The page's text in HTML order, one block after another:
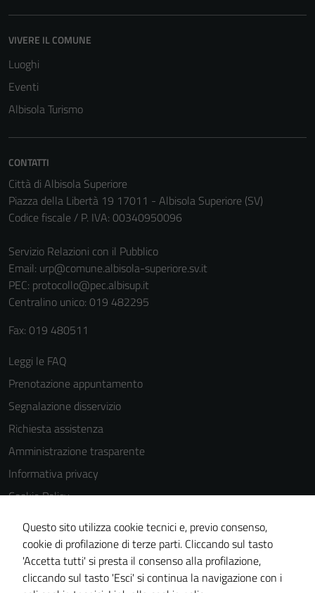
VIVERE IL COMUNE
Luoghi
Eventi
Albisola Turismo
CONTATTI
Città di Albisola Superiore
Piazza della Libertà 19 17011 - Albisola Superiore (SV)
Codice fiscale / P. IVA: 00340950096
Servizio Relazioni con il Pubblico
Email: urp@comune.albisola-superiore.sv.it
PEC: protocollo@pec.albisup.it
Centralino unico: 019 482295
Fax: 019 480511
Leggi le FAQ
Prenotazione appuntamento
Segnalazione disservizio
Richiesta assistenza
Amministrazione trasparente
Informativa privacy
Cookie Policy
Note legali
Dichiarazione di accessibilità
Piano di miglioramento del sito
Statistiche sito web
Questo sito utilizza cookie tecnici e, previo consenso,
cookie di profilazione di terze parti. Cliccando sul tasto
'Accetta tutti' si presta il consenso alla profilazione,
cliccando sul tasto 'Esci' si continua la navigazione con i
essere